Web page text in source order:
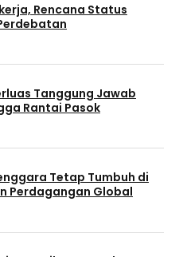
Rencana Status
Tanggung Jawab
Rantai Pasok
Tetap Tumbuh di
Perdagangan Global